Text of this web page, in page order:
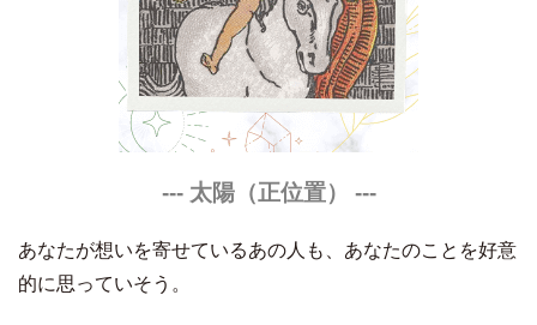
--- 太陽（正位置） ---
あなたが想いを寄せているあの人も、あなたのことを好意
的に思っていそう。